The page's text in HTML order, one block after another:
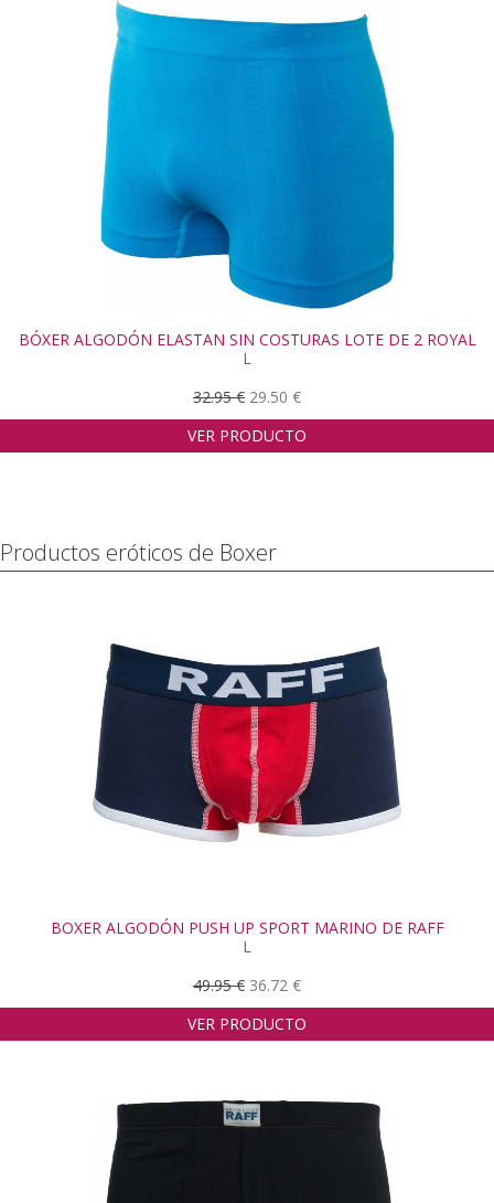
BÓXER ALGODÓN ELASTAN SIN COSTURAS LOTE DE 2 ROYAL
L
32.95 € 29.50 €
VER PRODUCTO
Productos eróticos de Boxer
BOXER ALGODÓN PUSH UP SPORT MARINO DE RAFF
L
49.95 € 36.72 €
VER PRODUCTO